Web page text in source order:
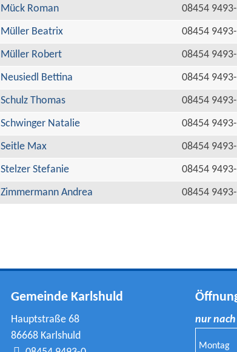
Mück Roman
08454
Müller Beatrix
08454
Müller Robert
08454
Neusiedl Bettina
08454
Schulz Thomas
08454
Schwinger Natalie
08454
Seitle Max
08454
Stelzer Stefanie
08454
Zimmermann Andrea
08454
Gemeinde Karlshuld
Hauptstraße 68
86668 Karlshuld
nur
Montag